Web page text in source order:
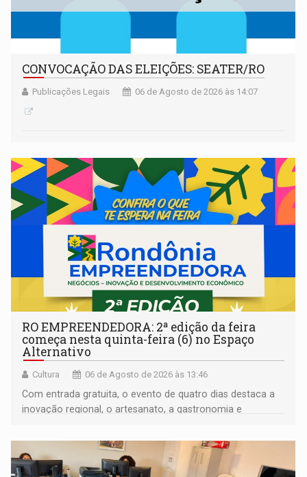
CONVOCAÇÃO DAS ELEIÇÕES: SEATER/RO
Publicações Legais 06 de Agosto de 2026 às 14:07
RO EMPREENDEDORA: 2ª edição da feira
começa nesta quinta-feira (6) no Espaço
Alternativo
Cultura 06 de Agosto de 2026 às 13:46
Com entrada gratuita, o evento de quatro dias destaca a
inovação regional, o artesanato, a gastronomia e